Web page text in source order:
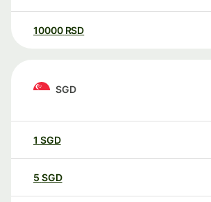
10000 RSD
SGD
1 SGD
5 SGD